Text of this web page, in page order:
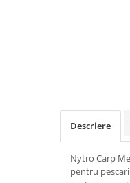
Descriere
Nytro Carp
pentru